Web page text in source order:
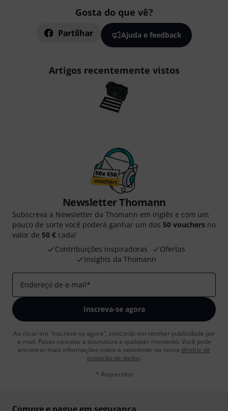
Gosta do que vê?
Partilhar Ajuda e feedback
Artigos recentemente vistos
Newsletter Thomann
Subscreva a Newsletter da Thomann em inglês e com um
pouco de sorte você poderá ganhar um dos 50 vouchers no
valor de 50 € cada!
Contribuições inspiradoras
Ofertas
Insights da Thomann
Endereço de e-mail*
Inscreva-se agora
Ao clicar em "Inscreva-se agora", concordo em receber publicidade por
e-mail. Posso cancelar a assinatura a qualquer momento. Você pode
encontrar mais informações sobre a newsletter na nossa diretriz de
proteção de dados.
* Requeridos